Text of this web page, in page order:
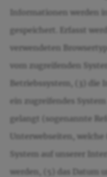
Informationen werden
gespeichert. Erfasst
verwendeten
vom zugreifenden
Betriebssystem, (3) die
ein zugreifendes
gelangt (sogenannte
Unterwebseiten,
System auf unserer
werden, (5) das Datum